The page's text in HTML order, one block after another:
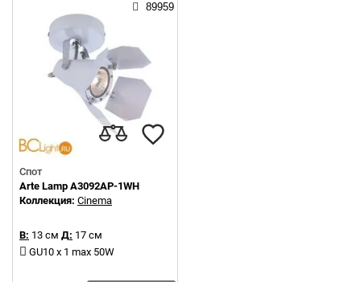
89959
Спот
Arte Lamp A3092AP-1WH
Коллекция: Cinema
В: 13 см Д: 17 см
GU10 x 1 max 50W